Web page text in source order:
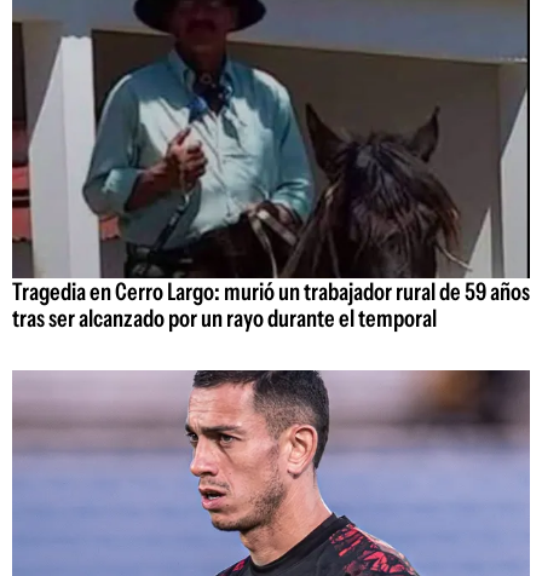
Tragedia en Cerro Largo: murió un trabajador rural de 59 años
tras ser alcanzado por un rayo durante el temporal